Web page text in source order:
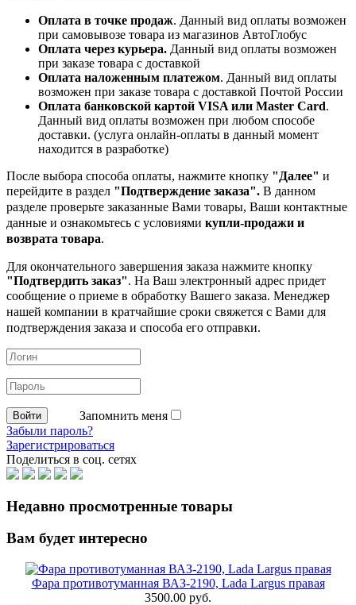
Оплата в точке продаж. Данный вид оплаты возможен
при самовывозе товара из магазинов АвтоГлобус
Оплата через курьера. Данный вид оплаты возможен
при заказе товара с доставкой
Оплата наложенным платежом. Данный вид оплаты
возможен при заказе товара с доставкой Почтой России
Оплата банковской картой VISA или Master Card.
Данный вид оплаты возможен при любом способе
доставки. (услуга онлайн-оплаты в данный момент
находится в разработке)
После выбора способа оплаты, нажмите кнопку "Далее" и
перейдите в раздел "Подтверждение заказа". В данном
разделе проверьте заказанные Вами товары, Ваши контактные
данные и ознакомьтесь с условиями купли-продажи и
возврата товара.
Для окончательного завершения заказа нажмите кнопку
"Подтвердить заказ". На Ваш электронный адрес придет
сообщение о приеме в обработку Вашего заказа. Менеджер
нашей компании в кратчайшие сроки свяжется с Вами для
подтверждения заказа и способа его отправки.
Запомнить меня
Забыли пароль?
Зарегистрироваться
Поделиться в соц. сетях
Недавно просмотренные товары
Вам будет интересно
Фара противотуманная ВАЗ-2190, Lada Largus правая
3500.00 руб.